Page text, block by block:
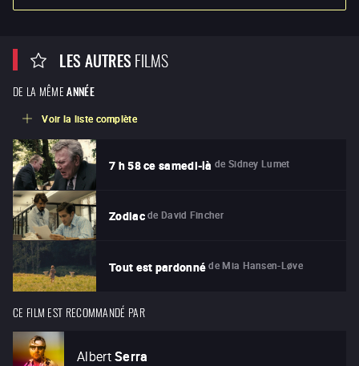
LES AUTRESFILMS
DE LA MÊME ANNÉE
Voir la liste complète
7 h 58 ce samedi-là de Sidney Lumet
Zodiac de David Fincher
Tout est pardonné de Mia Hansen-Løve
CE FILM EST RECOMMANDÉ PAR
AlbertSerra